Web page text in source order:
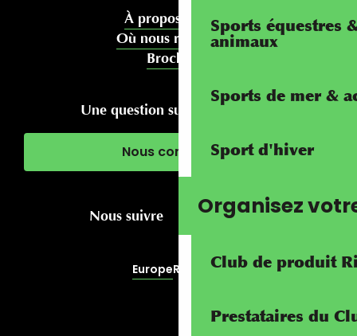
Sports équestres
animaux
Sports de mer &
Sport d'hiver
Organisez
Club de produit
Prestataires du
À propos de nous
Où nous rencontrer
Brochures
Une question sur votre séjour ?
Nous contacter
Nous suivre
EuropeRivierALP